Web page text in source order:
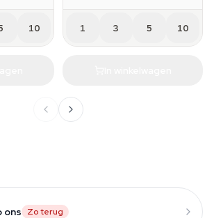
10 1 3 5 10
ons Zo terug